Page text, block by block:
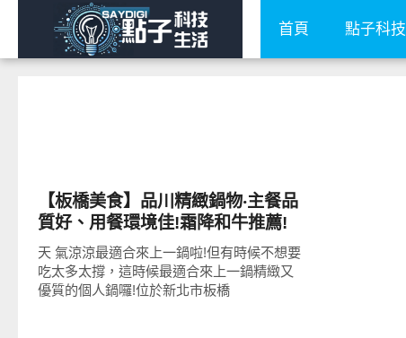
首頁 點子科技
【板橋美食】品川精緻鍋物‧主餐品
質好、用餐環境佳!霜降和牛推薦!
天 氣涼涼最適合來上一鍋啦!但有時候不想要
吃太多太撐，這時候最適合來上一鍋精緻又
優質的個人鍋囉!位於新北市板橋